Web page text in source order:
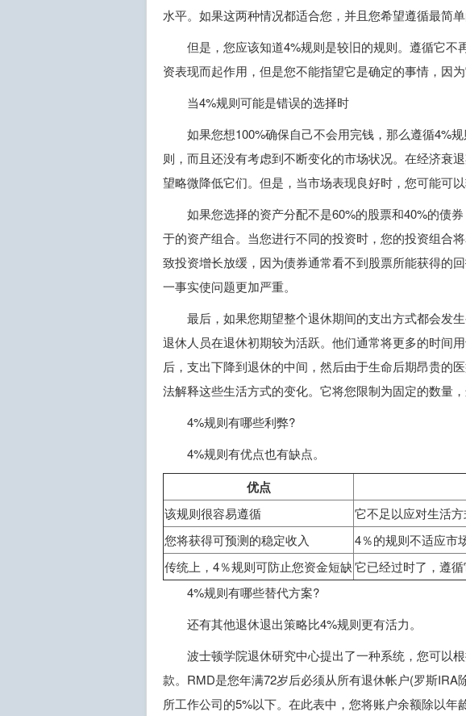
水平。如果这两种情况都适合您，并且您希望遵循最简
但是，您应该知道4%规则是较旧的规则。遵循它
资表现而起作用，但是您不能指望它是确定的事情，因
当4%规则可能是错误的选择时
如果您想100%确保自己不会用完钱，那么遵循4%
则，而且还没有考虑到不断变化的市场状况。在经济衰
望略微降低它们。但是，当市场表现良好时，您可能可以
如果您选择的资产分配不是60%的股票和40%的债
于的资产组合。当您进行不同的投资时，您的投资组合
致投资增长放缓，因为债券通常看不到股票所能获得的
一事实使问题更加严重。
最后，如果您期望整个退休期间的支出方式都会发
退休人员在退休初期较为活跃。他们通常将更多的时间
后，支出下降到退休的中间，然后由于生命后期昂贵的
法解释这些生活方式的变化。它将您限制为固定的数量
4%规则有哪些利弊?
4%规则有优点也有缺点。
优点
该规则很容易遵循
它不足以应对生活
您将获得可预测的稳定收入
4％的规则不适应市
传统上，4％规则可防止您资金短缺它已经过时了，遵
4%规则有哪些替代方案?
还有其他退休退出策略比4%规则更有活力。
波士顿学院退休研究中心提出了一种系统，您可以
款。RMD是您年满72岁后必须从所有退休帐户(罗斯
所工作公司的5%以下。在此表中，您将账户余额除以年